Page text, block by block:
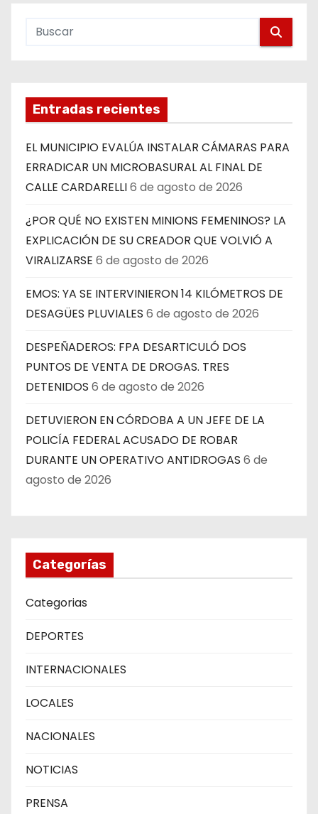
Entradas recientes
EL MUNICIPIO EVALÚA INSTALAR CÁMARAS PARA
ERRADICAR UN MICROBASURAL AL FINAL DE
CALLE CARDARELLI6 de agosto de 2026
¿POR QUÉ NO EXISTEN MINIONS FEMENINOS? LA
EXPLICACIÓN DE SU CREADOR QUE VOLVIÓ A
VIRALIZARSE 6 de agosto de 2026
EMOS: YA SE INTERVINIERON 14 KILÓMETROS DE
DESAGÜES PLUVIALES 6 de agosto de 2026
DESPEÑADEROS: FPA DESARTICULÓ DOS
PUNTOS DE VENTA DE DROGAS. TRES
DETENIDOS 6 de agosto de 2026
DETUVIERON EN CÓRDOBA A UN JEFE DE LA
POLICÍA FEDERAL ACUSADO DE ROBAR
DURANTE UN OPERATIVO ANTIDROGAS 6 de
agosto de 2026
Categorías
Categorias
DEPORTES
INTERNACIONALES
LOCALES
NACIONALES
NOTICIAS
PRENSA